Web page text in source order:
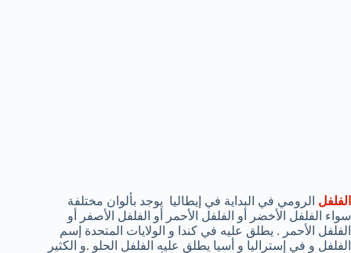
الفلفل الرومي في البداية في إيطاليا يوجد بألوان مختلفة
سواء الفلفل الأخضر أو الفلفل الأحمر أو الفلفل الأصفر أو
الفلفل الأحمر . يطلق عليه في كندا و الولايات المتحدة إسم
الفلفل و في إستراليا و أسيا يطلق عليه الفلفل الحلو .و الكثير